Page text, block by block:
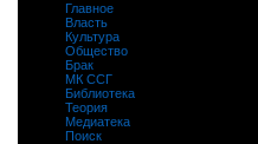
Главное
Власть
Культура
Общество
Брак
МК ССГ
Библиотека
Теория
Медиатека
Поиск